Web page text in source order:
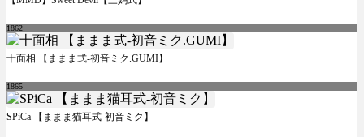
1862
十面相 【ままま式-初音ミク.GUMI】
1865
SPiCa 【ままま猫耳式-初音ミク】